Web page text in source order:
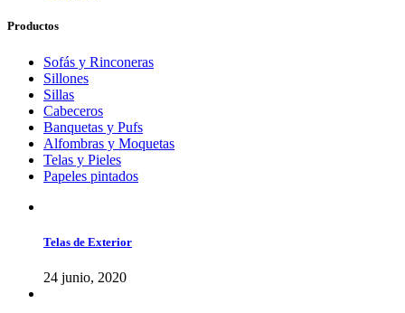
Productos
Sofás y Rinconeras
Sillones
Sillas
Cabeceros
Banquetas y Pufs
Alfombras y Moquetas
Telas y Pieles
Papeles pintados
Telas de Exterior
24 junio, 2020